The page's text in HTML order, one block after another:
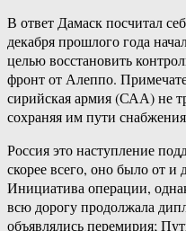
В ответ Дамаск посчитал
декабря прошлого года
целью восстановить
фронт от Алеппо.
сирийская армия (САА) не
сохраняя им пути
Россия это наступление
скорее всего, оно было от и
Инициатива операции,
всю дорогу продолжала
объявлялись перемирия;